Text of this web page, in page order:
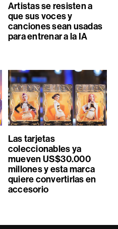
Artistas se resisten a
que sus voces y
canciones sean usadas
para entrenar a la IA
Las tarjetas
coleccionables ya
mueven US$30.000
millones y esta marca
quiere convertirlas en
accesorio